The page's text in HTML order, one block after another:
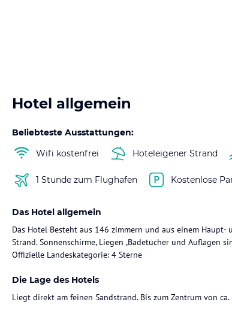
Hotel allgemein
Beliebteste Ausstattungen:
Wifi kostenfrei
Hoteleigener Strand
1 Stunde zum Flughafen Kostenlose
Das Hotel allgemein
Das Hotel Besteht aus 146 zimmern und aus einem
Strand. Sonnenschirme, Liegen ,Badetücher und Auflagen
Offizielle Landeskategorie: 4 Sterne
Die Lage des Hotels
Liegt direkt am feinen Sandstrand. Bis zum Zentrum von ca.